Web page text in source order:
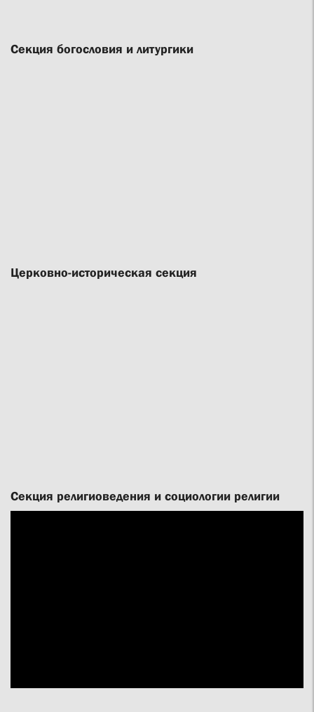
Секция богословия и литургики
Церковно-историческая секция
Секция религиоведения и социологии религии